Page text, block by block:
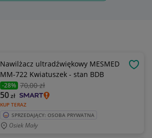
Nawilżacz ultradźwiękowy MESMED
MM-722 Kwiatuszek - stan BDB
-28% 70,00 zł
KUP TERAZ
50zł
SPRZEDAJĄCY: OSOBA PRYWATNA
Osiek Mały